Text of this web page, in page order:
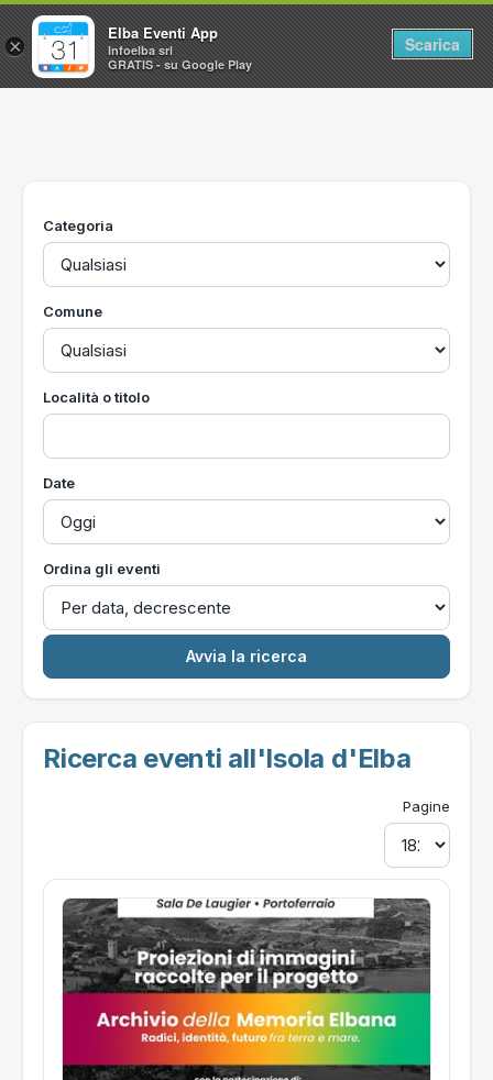
Home
Utilità
Categoria
Comune
Località o titolo
Date
Ordina gli eventi
Ricerca eventi all'Isola d'Elba
Pagine
×
Elba Eventi App
Infoelba srl
GRATIS - su Google Play
Scarica